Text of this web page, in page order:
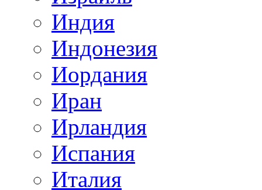
Индия
Индонезия
Иордания
Иран
Ирландия
Испания
Италия